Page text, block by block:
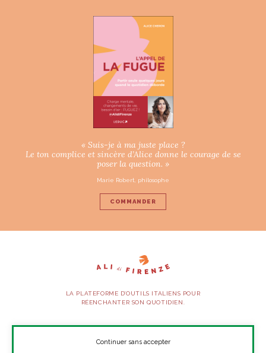
« Suis-je à ma juste place ?
Le ton complice et sincère d’Alice donne le courage de se
poser la question. »
Marie Robert, philosophe
COMMANDER
LA PLATEFORME D’OUTILS ITALIENS POUR
RÉENCHANTER SON QUOTIDIEN.
SUIVEZ-NOUS
Continuer sans accepter